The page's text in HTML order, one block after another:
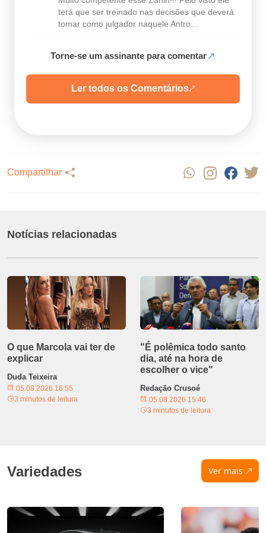
terá que ser treinado nas decisões que deverá
tomar como julgador naquele Antro…
Torne-se um assinante para comentar
Ler todos os Comentários
Compartilhar
Notícias relacionadas
O que Marcola vai ter de
explicar
Duda Teixeira
05.08.2026 16:55
3 minutos de leitura
"É polêmica todo santo
dia, até na hora de
escolher o vice"
Redação Crusoé
05.08.2026 15:46
3 minutos de leitura
Variedades Ver mais